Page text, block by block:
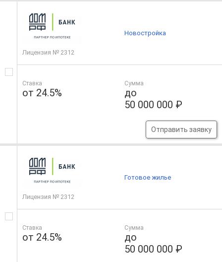
Лицензия № 2312
Ставка
от 24.5%
Сумма
до
50 000 000 ₽
Отправить заявку
Новостройка
Лицензия № 2312
Ставка
от 24.5%
Сумма
до
50 000 000 ₽
Готовое жилье